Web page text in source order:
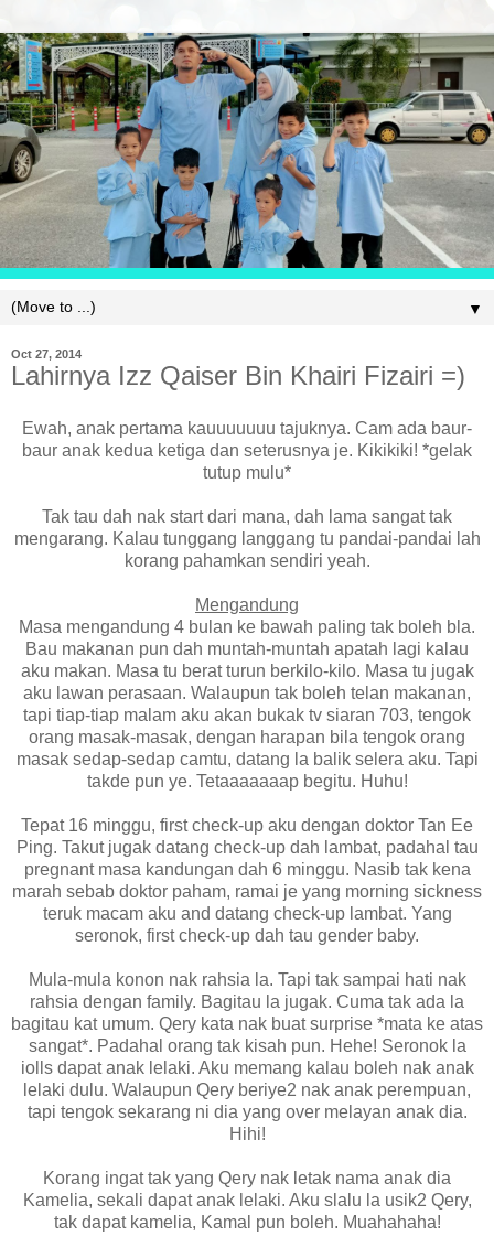
▼
Oct 27, 2014
Lahirnya Izz Qaiser Bin Khairi Fizairi =)
Ewah, anak pertama kauuuuuuu tajuknya. Cam ada baur-
baur anak kedua ketiga dan seterusnya je. Kikikiki! *gelak
tutup mulu*
Tak tau dah nak start dari mana, dah lama sangat tak
mengarang. Kalau tunggang langgang tu pandai-pandai lah
korang pahamkan sendiri yeah.
Mengandung
Masa mengandung 4 bulan ke bawah paling tak boleh bla.
Bau makanan pun dah muntah-muntah apatah lagi kalau
aku makan. Masa tu berat turun berkilo-kilo. Masa tu jugak
aku lawan perasaan. Walaupun tak boleh telan makanan,
tapi tiap-tiap malam aku akan bukak tv siaran 703, tengok
orang masak-masak, dengan harapan bila tengok orang
masak sedap-sedap camtu, datang la balik selera aku. Tapi
takde pun ye. Tetaaaaaaap begitu. Huhu!
Tepat 16 minggu, first check-up aku dengan doktor Tan Ee
Ping. Takut jugak datang check-up dah lambat, padahal tau
pregnant masa kandungan dah 6 minggu. Nasib tak kena
marah sebab doktor paham, ramai je yang morning sickness
teruk macam aku and datang check-up lambat. Yang
seronok, first check-up dah tau gender baby.
Mula-mula konon nak rahsia la. Tapi tak sampai hati nak
rahsia dengan family. Bagitau la jugak. Cuma tak ada la
bagitau kat umum. Qery kata nak buat surprise *mata ke atas
sangat*. Padahal orang tak kisah pun. Hehe! Seronok la
iolls dapat anak lelaki. Aku memang kalau boleh nak anak
lelaki dulu. Walaupun Qery beriye2 nak anak perempuan,
tapi tengok sekarang ni dia yang over melayan anak dia.
Hihi!
Korang ingat tak yang Qery nak letak nama anak dia
Kamelia, sekali dapat anak lelaki. Aku slalu la usik2 Qery,
tak dapat kamelia, Kamal pun boleh. Muahahaha!